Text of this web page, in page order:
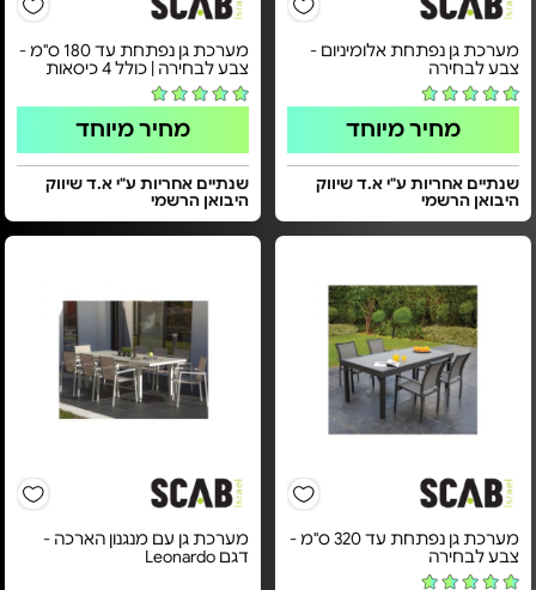
מערכת גן נפתחת אלומיניום -
צבע לבחירה
מחיר מיוחד
שנתיים אחריות ע"י א.ד שיווק
היבואן הרשמי
מערכת גן נפתחת עד 180 ס"מ -
צבע לבחירה | כולל 4 כיסאות
מחיר מיוחד
שנתיים אחריות ע"י א.ד שיווק
היבואן הרשמי
מערכת גן נפתחת עד 320 ס"מ -
צבע לבחירה
מערכת גן עם מנגנון הארכה -
דגם Leonardo